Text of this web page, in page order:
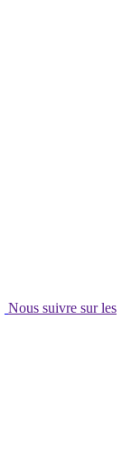
Nous suivre sur les